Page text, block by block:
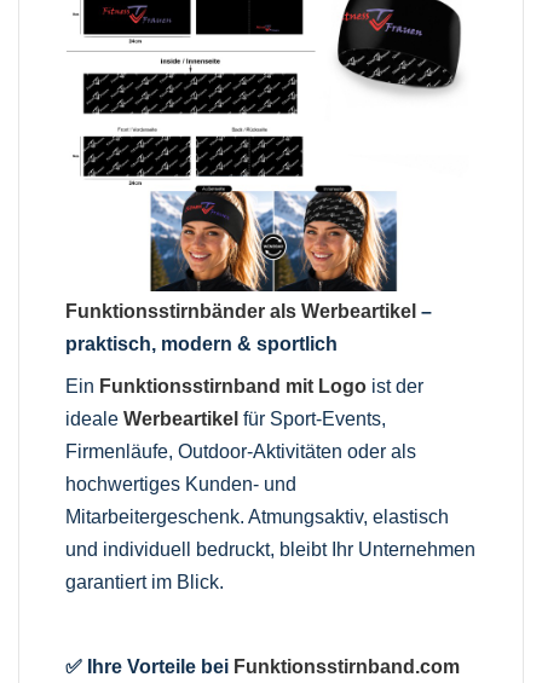
Funktionsstirnbänder als Werbeartikel –
praktisch, modern & sportlich
Ein Funktionsstirnband mit Logo ist der
idealeWerbeartikel für Sport-Events,
Firmenläufe, Outdoor-Aktivitäten oder als
hochwertiges Kunden- und
Mitarbeitergeschenk. Atmungsaktiv, elastisch
und individuell bedruckt, bleibt Ihr Unternehmen
garantiert im Blick.
✅ Ihre Vorteile bei Funktionsstirnband.com